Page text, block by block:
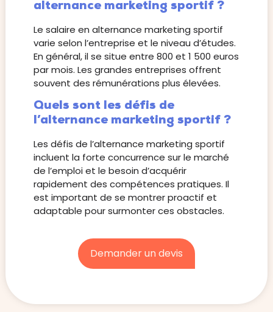
alternance marketing sportif ?
Le salaire en alternance marketing sportif
varie selon l’entreprise et le niveau d’études.
En général, il se situe entre 800 et 1 500 euros
par mois. Les grandes entreprises offrent
souvent des rémunérations plus élevées.
Quels sont les défis de
l’alternance marketing sportif ?
Les défis de l’alternance marketing sportif
incluent la forte concurrence sur le marché
de l’emploi et le besoin d’acquérir
rapidement des compétences pratiques. Il
est important de se montrer proactif et
adaptable pour surmonter ces obstacles.
Demander un devis